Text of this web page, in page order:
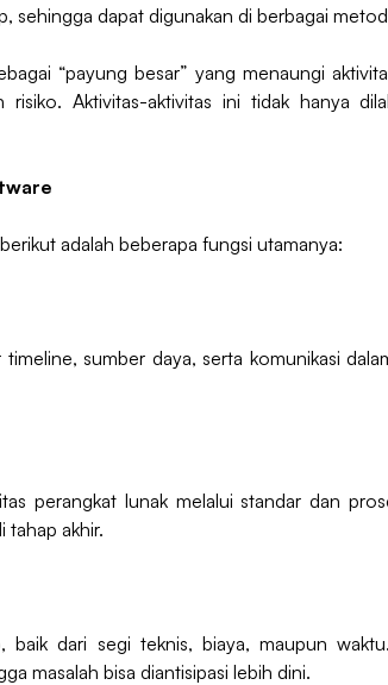
sehingga dapat digunakan di berbagai
“payung besar” yang menaungi
Aktivitas-aktivitas ini tidak hanya
adalah beberapa fungsi utamanya:
sumber daya, serta komunikasi
perangkat lunak melalui standar dan
tahap akhir.
dari segi teknis, biaya, maupun
masalah bisa diantisipasi lebih dini.